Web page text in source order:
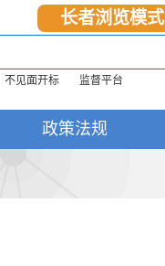
长者浏览模式
不见面开标 监督平台
政策法规